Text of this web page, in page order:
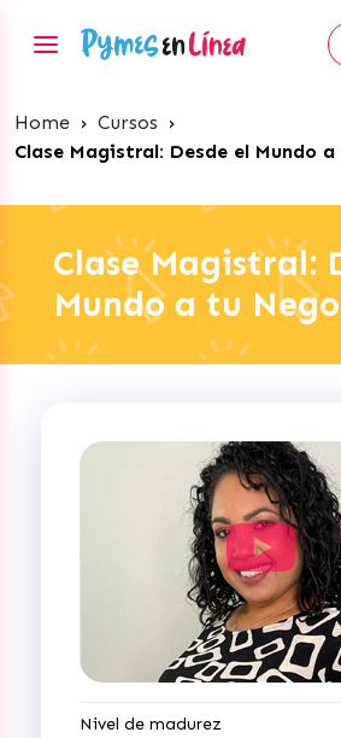
Home › Cursos ›
Clase Magistral: Desde el Mundo
Clase Magistral:
Mundo a tu
Nivel de madurez